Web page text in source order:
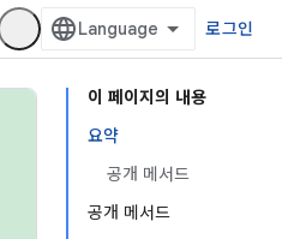
로그인
이 페이지의 내용
요약
공개 메서드
공개 메서드